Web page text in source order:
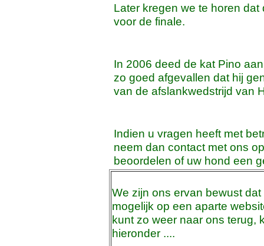
Later kregen we te horen
voor de finale.
In 2006 deed de kat Pino
zo goed afgevallen dat hij
van de afslankwedstrijd van
Indien u vragen heeft met
neem dan contact met ons
beoordelen of uw hond een
We zijn ons ervan bewust
mogelijk op een aparte
kunt zo weer naar ons terug,
hieronder ....